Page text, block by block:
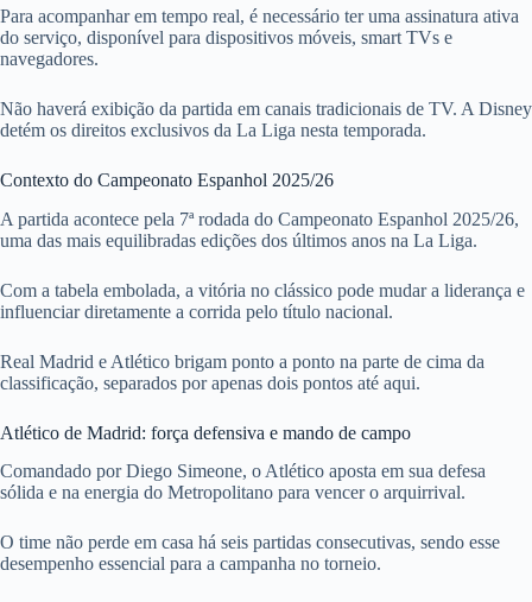
Para acompanhar em tempo real, é necessário ter uma assinatura ativa
do serviço, disponível para dispositivos móveis, smart TVs e
navegadores.
Não haverá exibição da partida em canais tradicionais de TV. A Disney
detém os direitos exclusivos da La Liga nesta temporada.
Contexto do Campeonato Espanhol 2025/26
A partida acontece pela 7ª rodada do Campeonato Espanhol 2025/26,
uma das mais equilibradas edições dos últimos anos na La Liga.
Com a tabela embolada, a vitória no clássico pode mudar a liderança e
influenciar diretamente a corrida pelo título nacional.
Real Madrid e Atlético brigam ponto a ponto na parte de cima da
classificação, separados por apenas dois pontos até aqui.
Atlético de Madrid: força defensiva e mando de campo
Comandado por Diego Simeone, o Atlético aposta em sua defesa
sólida e na energia do Metropolitano para vencer o arquirrival.
O time não perde em casa há seis partidas consecutivas, sendo esse
desempenho essencial para a campanha no torneio.